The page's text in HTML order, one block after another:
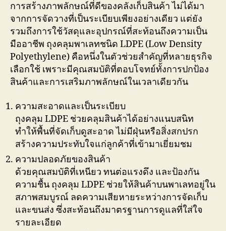
การสร้างภาพลักษณ์ที่ดีของคลังเก็บสินค้า ไม่ได้มา
จากการจัดวางที่เป็นระเบียบเพียงอย่างเดียว แต่ยัง
รวมถึงการใช้วัสดุและอุปกรณ์ที่สะท้อนถึงความเป็น
มืออาชีพ ถุงคลุมพาเลทชนิด LDPE (Low Density
Polyethylene) คือหนึ่งในตัวช่วยสำคัญที่หลายธุรกิจ
เลือกใช้ เพราะมีคุณสมบัติที่ตอบโจทย์ทั้งการปกป้อง
สินค้าและการเสริมภาพลักษณ์ในเวลาเดียวกัน
ความสะอาดและเป็นระเบียบ
ถุงคลุม LDPE ช่วยคลุมสินค้าได้อย่างแนบสนิท
ทำให้พื้นที่จัดเก็บดูสะอาด ไม่มีฝุ่นหรือสิ่งสกปรก
สร้างความประทับใจแก่ลูกค้าที่เข้ามาเยี่ยมชม
ความปลอดภัยของสินค้า
ด้วยคุณสมบัติที่เหนียว ทนต่อแรงดึง และป้องกัน
ความชื้น ถุงคลุม LDPE ช่วยให้สินค้าบนพาเลทอยู่ใน
สภาพสมบูรณ์ ลดความเสียหายระหว่างการจัดเก็บ
และขนส่ง ซึ่งสะท้อนถึงมาตรฐานการดูแลที่ใส่ใจ
รายละเอียด